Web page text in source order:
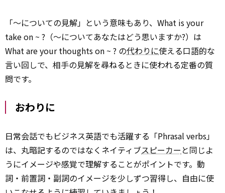
「～についての見解」という意味もあり、What is your
take on ~ ?（～についてあなたはどう思いますか?）は
What are your thoughts on ~ ? の代わりに使える口語的な
言い回しで、相手の見解を尋ねるときに使われる定番の質
問です。
おわりに
日常会話でもビジネス英語でも活躍する「Phrasal verbs」
は、丸暗記するのではなくネイティブスピーカー と同じよ
うにイメージや感覚で理解することがポイントです。動
詞・前置詞・副詞のイメージを少しずつ習得し、自由に使